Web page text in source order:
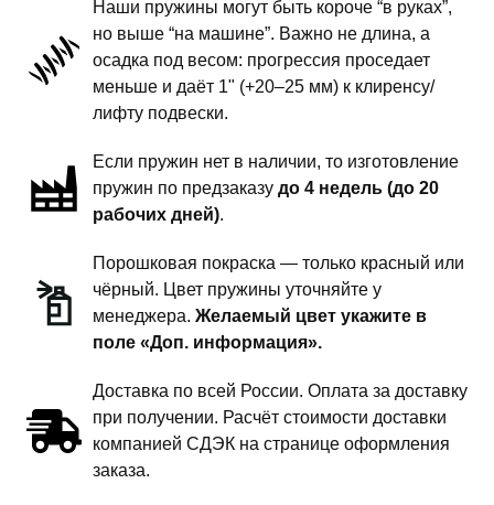
пружины
передней
подвески
дюйм
комфорт
Наши пружины могут быть короче “в руках”,
но выше “на машине”. Важно не длина, а
осадка под весом: прогрессия проседает
меньше и даёт 1" (+20–25 мм) к клиренсу/
лифту подвески.
Если пружин нет в наличии, то изготовление
пружин по предзаказу до 4 недель (до 20
рабочих дней).
Порошковая покраска — только красный или
чёрный. Цвет пружины уточняйте у
менеджера. Желаемый цвет укажите в
поле «Доп. информация».
Доставка по всей России. Оплата за доставку
при получении. Расчёт стоимости доставки
компанией СДЭК на странице оформления
заказа.